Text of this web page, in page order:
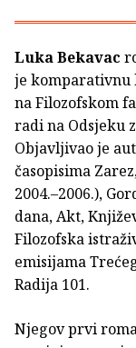
Luka Bekavac
je
na Filozofskom
radi na Odsjeku
Objavljivao je
časopisima
2004.–2006.),
dana, Akt,
Filozofska
emisijama
Radija 101.
Njegov prvi